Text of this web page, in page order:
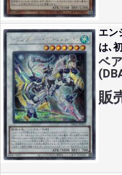
エン
は､
ベ
販